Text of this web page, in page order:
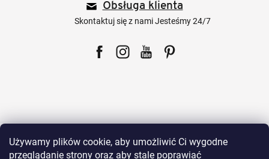
Używamy plików cookie, aby umożliwić Ci wygodne
przeglądanie strony oraz aby stale poprawiać
Obsługa klienta
Skontaktuj się z nami Jesteśmy 24/7
Dla klientów